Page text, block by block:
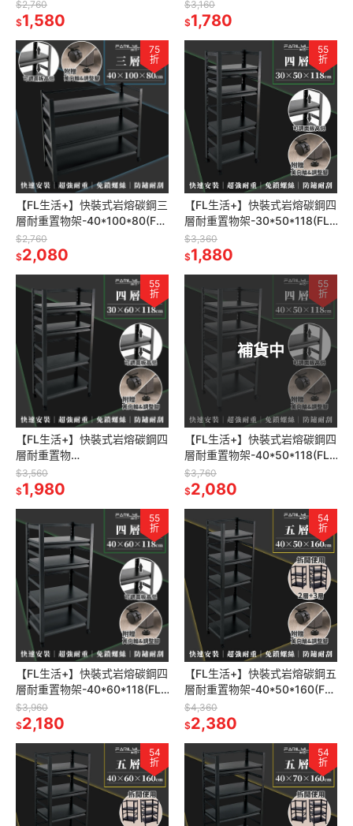
架 廚房層架 書架
$2,760
$1,580
架 廚房層架 書架
$3,160
$1,780
75
折
【FL生活+】快裝式岩熔碳鋼三
層耐重置物架-40*100*80(FL-
262) 免螺絲 角鋼架 展示架 層
架 廚房層架
$2,760
$2,080
55
折
【FL生活+】快裝式岩熔碳鋼四
層耐重置物架-30*50*118(FL-
263)免螺絲 角鋼架 展示架 層
架 廚房層架 書
$3,360
$1,880
55
折
【FL生活+】快裝式岩熔碳鋼四
層耐重置物
架-30*60*1189(FL-264)免螺
絲 角鋼架 展示架 層架 廚房層
$3,560
$1,980
補貨中
55
折
【FL生活+】快裝式岩熔碳鋼四
層耐重置物架-40*50*118(FL-
265) 免螺絲 角鋼架 展示架 層
架 廚房層架
$3,760
$2,080
55
折
【FL生活+】快裝式岩熔碳鋼四
層耐重置物架-40*60*118(FL-
266)免螺絲 角鋼架 展示架 層
架 廚房層架 書
$3,960
$2,180
54
折
【FL生活+】快裝式岩熔碳鋼五
層耐重置物架-40*50*160(FL-
270)免螺絲 角鋼架 展示架 層
架 廚房層架 書
$4,360
$2,380
54
折
54
折